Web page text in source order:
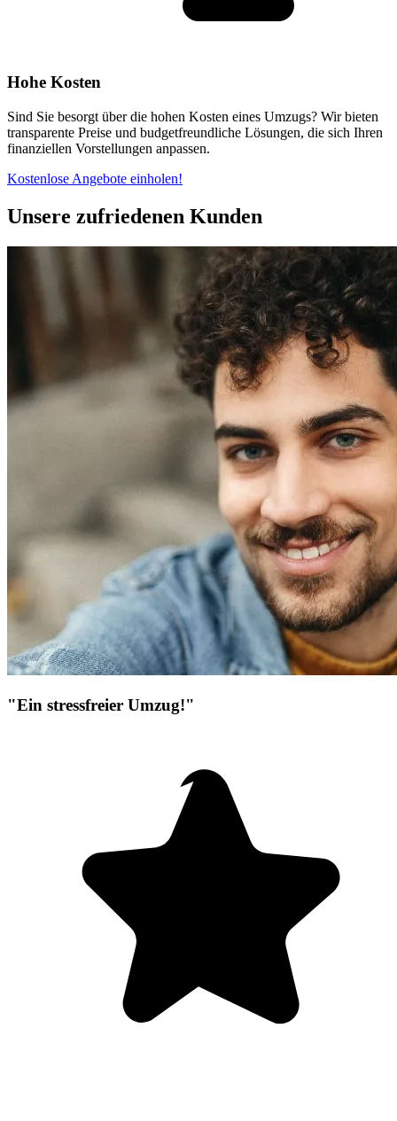
Hohe Kosten
Sind Sie besorgt über die hohen Kosten eines Umzugs? Wir bieten
transparente Preise und budgetfreundliche Lösungen, die sich Ihren
finanziellen Vorstellungen anpassen.
Kostenlose Angebote einholen!
Unsere zufriedenen Kunden
"Ein stressfreier Umzug!"